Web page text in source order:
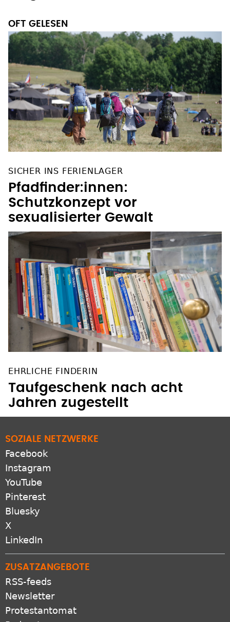
OFT GELESEN
SICHER INS FERIENLAGER
Pfadfinder:innen:
Schutzkonzept vor
sexualisierter Gewalt
EHRLICHE FINDERIN
Taufgeschenk nach acht
Jahren zugestellt
SOZIALE NETZWERKE
Facebook
Instagram
YouTube
Pinterest
Bluesky
X
LinkedIn
ZUSATZANGEBOTE
RSS-feeds
Newsletter
Protestantomat